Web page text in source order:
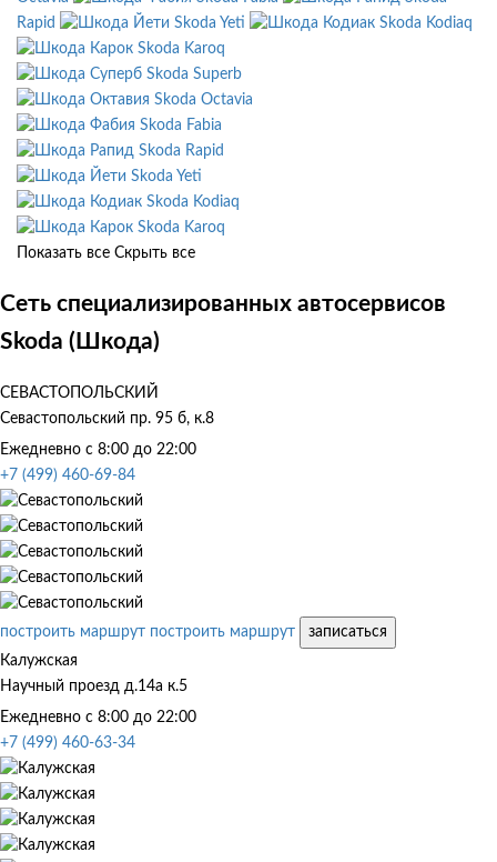
Rapid
Skoda Yeti
Skoda Kodiaq
Skoda Karoq
Skoda Superb
Skoda Octavia
Skoda Fabia
Skoda Rapid
Skoda Yeti
Skoda Kodiaq
Skoda Karoq
Показать все Скрыть все
Сеть специализированных автосервисов
Skoda (Шкода)
СЕВАСТОПОЛЬСКИЙ
Севастопольский пр. 95 б, к.8
Ежедневно с 8:00 до 22:00
+7 (499) 460-69-84
построить маршрут построить маршрут
записаться
Калужская
Научный проезд д.14а к.5
Ежедневно с 8:00 до 22:00
+7 (499) 460-63-34